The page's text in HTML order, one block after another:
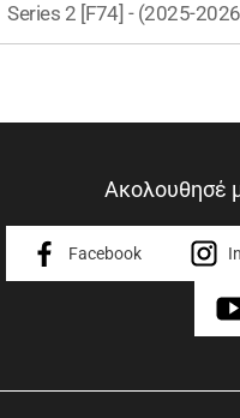
Series 2 [F74] - (2025-
Ακολουθησέ
Facebook